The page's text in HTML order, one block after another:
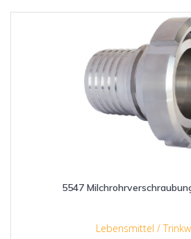
5547
Lebensmittel /